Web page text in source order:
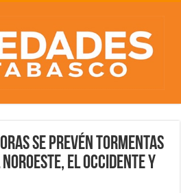
se prevén tormentas
el occidente y